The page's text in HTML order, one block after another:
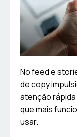
No feed e
de copy
atenção rápida
que mais
usar.